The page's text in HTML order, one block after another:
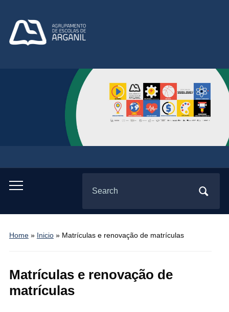
Toggle
menu
for:
Home» Inicio» Matrículas e renovação de matrículas
Matrículas e renovação de
matrículas